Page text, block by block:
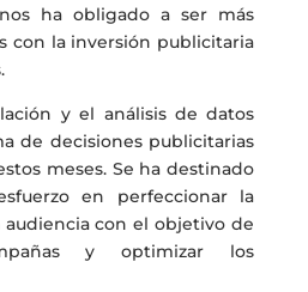
ha obligado a ser más
con la inversión publicitaria
y el análisis de datos
de decisiones publicitarias
meses. Se ha destinado
en perfeccionar la
con el objetivo de
y optimizar los